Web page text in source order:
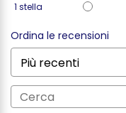
1 stella
Ordina le recensioni